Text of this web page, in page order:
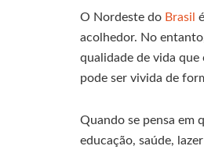
O Nordeste do Brasil
acolhedor. No
qualidade de vida que
pode ser vivida de
Quando se pensa em
educação, saúde,